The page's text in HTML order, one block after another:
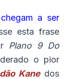
a ser
esta frase
Plano 9 Do
o pior
Kanedos